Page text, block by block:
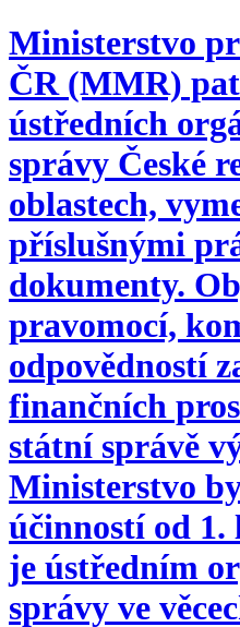
Ministerstvo
ČR (MMR)
ústředních
správy České
oblastech,
příslušnými
dokumenty.
pravomocí,
odpovědností
finančních
státní správě
Ministerstvo
účinností od 1.
je ústředním
správy ve